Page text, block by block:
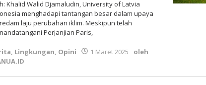
Khalid Walid Djamaludin, University of Latvia
menghadapi tantangan besar dalam upaya
laju perubahan iklim. Meskipun telah
Perjanjian Paris,
, Lingkungan, Opini 1 Maret 2025
oleh